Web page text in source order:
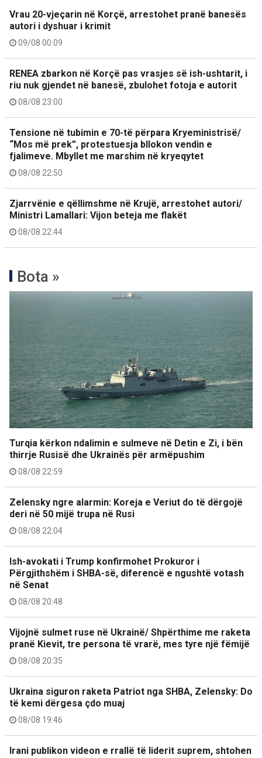
Vrau 20-vjeçarin në Korçë, arrestohet pranë banesës
autori i dyshuar i krimit
09/08 00:09
RENEA zbarkon në Korçë pas vrasjes së ish-ushtarit, i
riu nuk gjendet në banesë, zbulohet fotoja e autorit
08/08 23:00
Tensione në tubimin e 70-të përpara Kryeministrisë/
“Mos më prek”, protestuesja bllokon vendin e
fjalimeve. Mbyllet me marshim në kryeqytet
08/08 22:50
Zjarrvënie e qëllimshme në Krujë, arrestohet autori/
Ministri Lamallari: Vijon beteja me flakët
08/08 22:44
Bota »
Turqia kërkon ndalimin e sulmeve në Detin e Zi, i bën
thirrje Rusisë dhe Ukrainës për armëpushim
08/08 22:59
Zelensky ngre alarmin: Koreja e Veriut do të dërgojë
deri në 50 mijë trupa në Rusi
08/08 22:04
Ish-avokati i Trump konfirmohet Prokuror i
Përgjithshëm i SHBA-së, diferencë e ngushtë votash
në Senat
08/08 20:48
Vijojnë sulmet ruse në Ukrainë/ Shpërthime me raketa
pranë Kievit, tre persona të vrarë, mes tyre një fëmijë
08/08 20:35
Ukraina siguron raketa Patriot nga SHBA, Zelensky: Do
të kemi dërgesa çdo muaj
08/08 19:46
Irani publikon videon e rrallë të liderit suprem, shtohen